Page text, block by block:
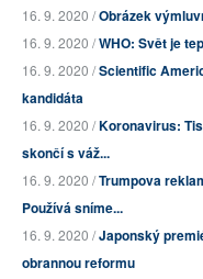
16. 9. 2020 /Obrázek
16. 9. 2020 /WHO: Svět je
16. 9. 2020 /Scientific
kandidáta
16. 9. 2020 /Koronavirus:
skončí s váž...
16. 9. 2020 /Trumpova
Používá sníme...
16. 9. 2020 /Japonský
obrannou reformu